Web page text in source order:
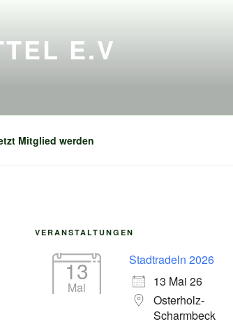
E.V
Mitglied werden
VERANSTALTUNGEN
13
Mai
Stadtradeln 2026
13 Mai 26
Osterholz-
Scharmbeck